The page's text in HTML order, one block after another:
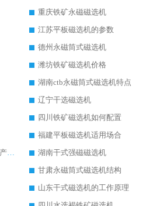
重庆铁矿永磁磁选机
江苏平板磁选机的参数
德州永磁筒式磁选机
潍坊铁矿磁选机价格
湖南ctb永磁筒式磁选机特点
辽宁干选磁选机
四川铁矿磁选机如何配置
福建平板磁选机适用场合
江西平板全自动磁选机生产厂家
湖南干式强磁磁选机
甘肃永磁筒式磁选机结构
山东干式磁选机的工作原理